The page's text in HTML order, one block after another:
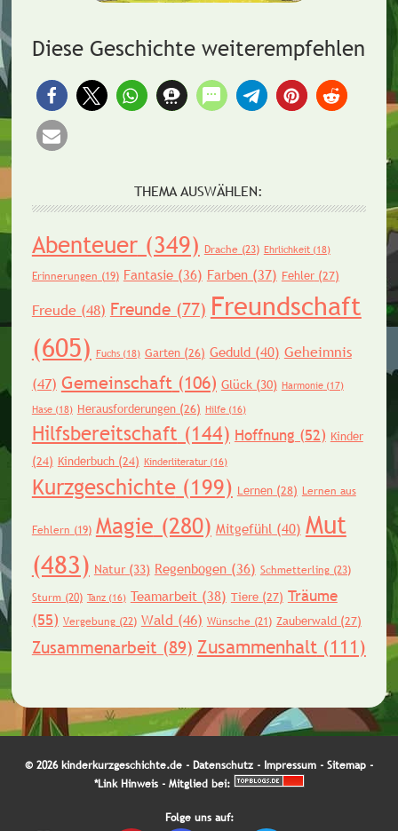
Diese Geschichte weiterempfehlen
THEMA AUSWÄHLEN:
Abenteuer(349) Drache (23) Ehrlichkeit(18)
Erinnerungen (19) Fantasie(36) Farben(37) Fehler(27)
Freude(48) Freunde(77) Freundschaft
(605) Fuchs(18) Garten(26) Geduld(40) Geheimnis
(47) Gemeinschaft(106) Glück(30) Harmonie(17)
Hase(18) Herausforderungen(26) Hilfe(16)
Hilfsbereitschaft (144) Hoffnung (52) Kinder
(24) Kinderbuch(24) Kinderliteratur(16)
Kurzgeschichte(199) Lernen(28) Lernen aus
Fehlern (19) Magie (280) Mitgefühl(40) Mut
(483) Natur(33) Regenbogen(36) Schmetterling(23)
Sturm(20) Tanz(16) Teamarbeit(38) Tiere(27) Träume
(55) Vergebung(22) Wald (46) Wünsche (21) Zauberwald(27)
Zusammenarbeit (89) Zusammenhalt(111)
© 2026 kinderkurzgeschichte.de - Datenschutz - Impressum - Sitemap -
*Link Hinweis- Mitglied bei:
Folge uns auf: